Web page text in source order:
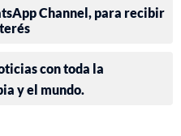
Channel, para recibir
con toda la
y el mundo.